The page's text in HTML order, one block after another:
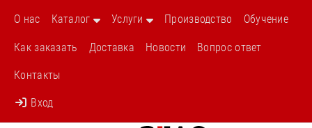
О нас
Каталог Услуги Производство Обучение
Как заказать Доставка Новости Вопрос ответ
Контакты
Вход